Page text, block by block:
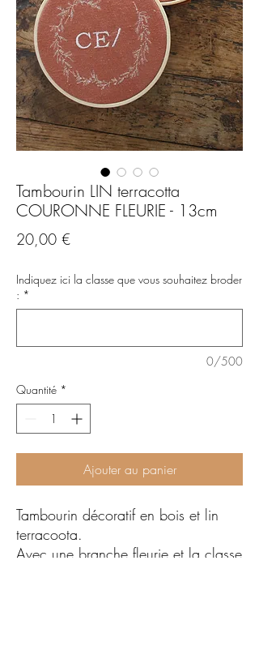
Tambourin LIN terracotta
COURONNE FLEURIE - 13cm
20,00 €
Indiquez ici la classe que vous souhaitez broder
: *
0/500
Quantité *
Ajouter au panier
Tambourin décoratif en bois et lin
terracoota.
Avec une branche fleurie et la classe